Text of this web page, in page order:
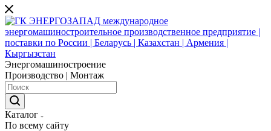
Энергомашиностроение
Производство | Монтаж
Каталог
По всему сайту